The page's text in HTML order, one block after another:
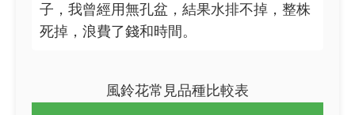
子，我曾經用無孔盆，結果水排不掉，整株
死掉，浪費了錢和時間。
風鈴花常見品種比較表